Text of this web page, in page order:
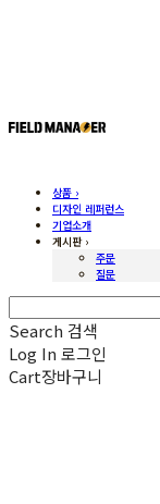
상품 ›
디자인 레퍼런스
기업소개
게시판 ›
주문
질문
Search 검색
Log In 로그인
Cart장바구니